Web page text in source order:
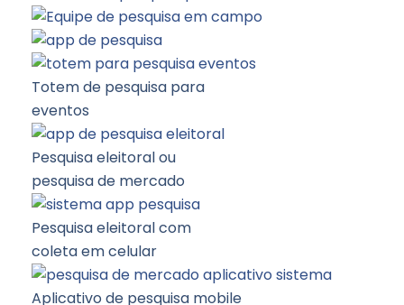
Totem de pesquisa para
eventos
Pesquisa eleitoral ou
pesquisa de mercado
Pesquisa eleitoral com
coleta em celular
Aplicativo de pesquisa mobile